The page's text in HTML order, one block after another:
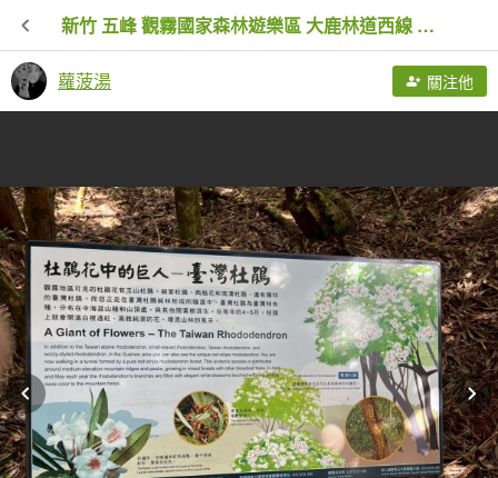
新竹 五峰 觀霧國家森林遊樂區 大鹿林道西線 榛山步道
蘿菠湯 關注他